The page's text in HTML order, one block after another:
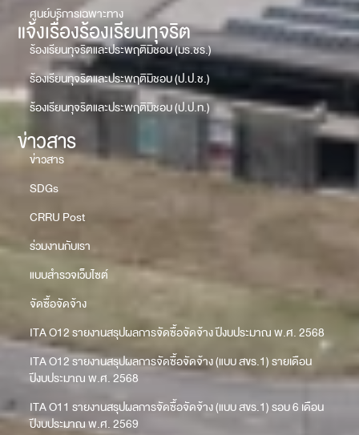
ศูนย์บริการเฉพาะทาง
แจ้งเรื่องร้องเรียนทุจริต
ร้องเรียนทุจริตและประพฤติมิชอบ (มร.ชร.)
ร้องเรียนทุจริตและประพฤติมิชอบ (ป.ป.ช.)
ร้องเรียนทุจริตและประพฤติมิชอบ (ป.ป.ท.)
ข่าวสาร
ข่าวสาร
SDGs
CRRU Post
ร่วมงานกับเรา
แบบสำรวจเว็บไซต์
จัดซื้อจัดจ้าง
ITA O12 รายงานสรุปผลการจัดซื้อจัดจ้าง ปีงบประมาณ พ.ศ. 2568
ITA O12 รายงานสรุปผลการจัดซื้อจัดจ้าง (แบบ สขร.1) รายเดือน
ปีงบประมาณ พ.ศ. 2568
ITA O11 รายงานสรุปผลการจัดซื้อจัดจ้าง (แบบ สขร.1) รอบ 6 เดือน
ปีงบประมาณ พ.ศ. 2569